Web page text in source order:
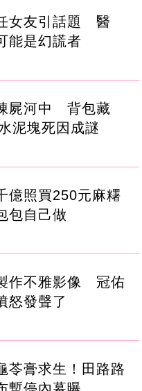
女友引話題 醫
能是幻謊者
屍河中 背包藏
泥塊死因成謎
億照買250元麻糬
包自己做
作不雅影像 冠佑
怒發聲了
苓膏求生！田路路